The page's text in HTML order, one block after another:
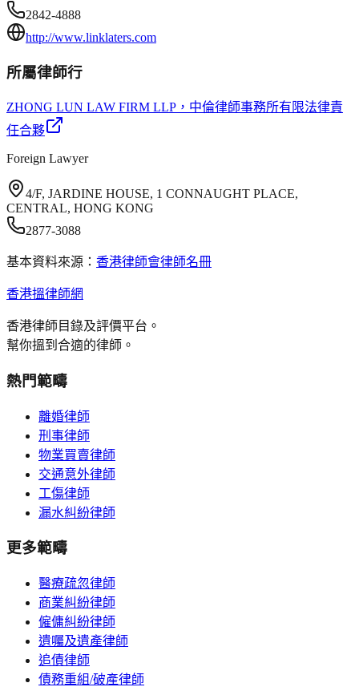
2842-4888
http://www.linklaters.com
所屬律師行
ZHONG LUN LAW FIRM LLP ，中倫律師事務所有限法律責
任合夥
Foreign Lawyer
4/F, JARDINE HOUSE, 1 CONNAUGHT PLACE,
CENTRAL, HONG KONG
2877-3088
基本資料來源： 香港律師會律師名冊
香港搵律師網
香港律師目錄及評價平台。
幫你搵到合適的律師。
熱門範疇
離婚律師
刑事律師
物業買賣律師
交通意外律師
工傷律師
漏水糾紛律師
更多範疇
醫療疏忽律師
商業糾紛律師
僱傭糾紛律師
遺囑及遺產律師
追債律師
債務重組/破產律師